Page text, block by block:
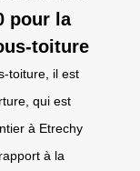
pour la
toiture
toiture, il est
qui est
à Etrechy
à la